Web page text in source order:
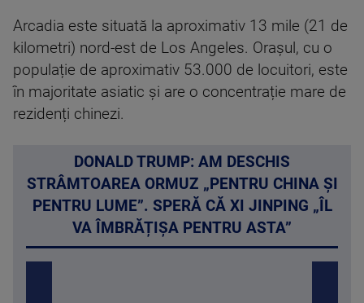
Arcadia este situată la aproximativ 13 mile (21 de
kilometri) nord-est de Los Angeles. Orașul, cu o
populație de aproximativ 53.000 de locuitori, este
în majoritate asiatic și are o concentrație mare de
rezidenți chinezi.
DONALD TRUMP: AM DESCHIS
STRÂMTOAREA ORMUZ „PENTRU CHINA ȘI
PENTRU LUME”. SPERĂ CĂ XI JINPING „ÎL
VA ÎMBRĂȚIȘA PENTRU ASTA”